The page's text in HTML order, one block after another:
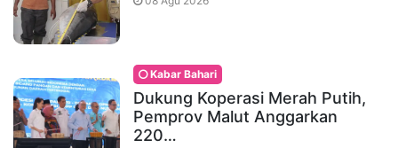
Kabar Bahari
Dukung Koperasi Merah Putih,
Pemprov Malut Anggarkan
220…